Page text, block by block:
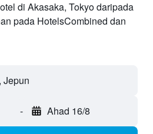
di Akasaka, Tokyo daripada
pada HotelsCombined dan
Jepun
- Ahad 16/8